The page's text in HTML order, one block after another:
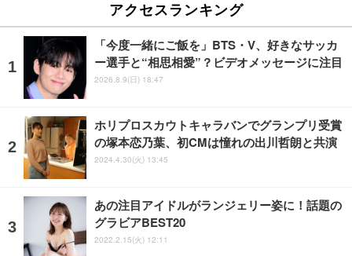
アクセスランキング
「今度一緒にご飯を」BTS・V、好きなサッカ
ー選手と“相思相愛”？ビデオメッセージに注目
2026.8.9(日) 18:47
ホリプロスカウトキャラバンでグランプリ受賞
の塚本恋乃葉、初CMは憧れの出川哲朗と共演
2024.4.30(火) 13:45
あの注目アイドルがランジェリー姿に！話題の
グラビアBEST20
2022.2.15(火) 12:11